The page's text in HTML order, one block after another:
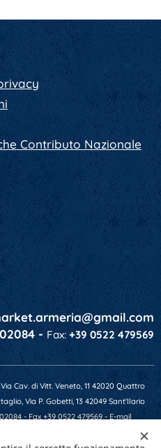
Contributo Nazionale
- Fax: +39 0522 479569
Cav. di Vitt. Veneto, 11 42020 Quattro
Via P. Gobetti, 13 42049 Sant'Ilario
- Fax +39 0522 479569 - E-mail
01641520356 - Numero REA RE-201607 -